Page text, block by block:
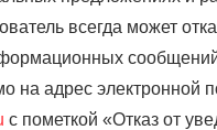
всегда может
на адрес электронной
с пометкой «Отказ от